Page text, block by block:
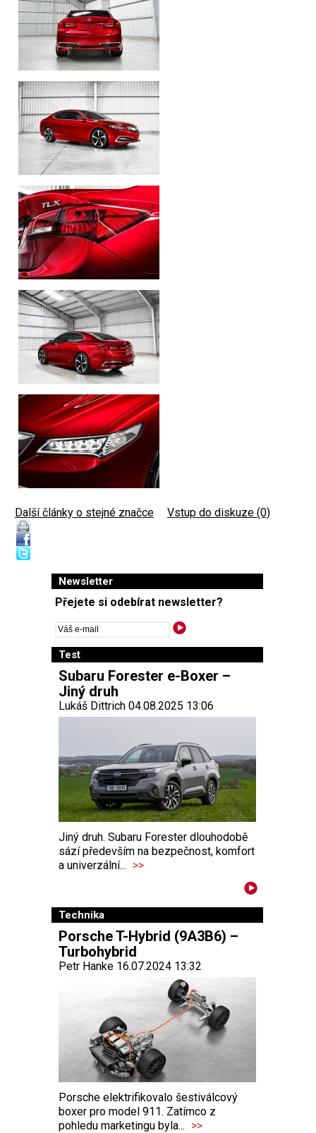
Další články o stejné značce Vstup do diskuze (0)
Newsletter
Přejete si odebírat newsletter?
Test
Subaru Forester e-Boxer –
Jiný druh
Lukáš Dittrich 04.08.2025 13:06
Jiný druh. Subaru Forester dlouhodobě
sází především na bezpečnost, komfort
a univerzální... >>
Technika
Porsche T-Hybrid (9A3B6) –
Turbohybrid
Petr Hanke 16.07.2024 13:32
Porsche elektrifikovalo šestiválcový
boxer pro model 911. Zatímco z
pohledu marketingu byla... >>